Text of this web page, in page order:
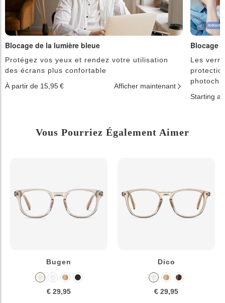
Blocage de la lumière bleue
Protégez vos yeux et rendez votre utilisation
des écrans plus confortable
À partir de 15,95 €
Afficher maintenant
Blocage
Les
Starting at
Vous Pourriez Également Aimer
Bugen
€ 29,95
Dico
€ 29,95